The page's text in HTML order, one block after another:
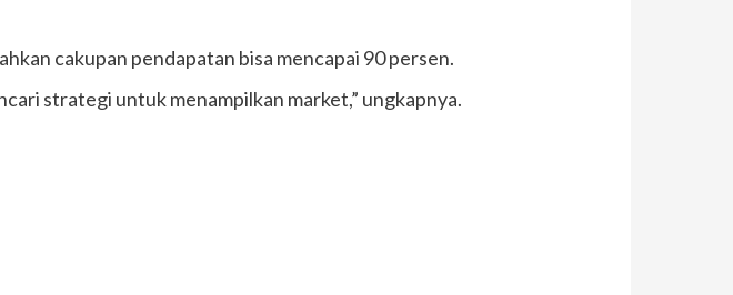
cakupan pendapatan bisa mencapai 90 persen.
strategi untuk menampilkan market,” ungkapnya.